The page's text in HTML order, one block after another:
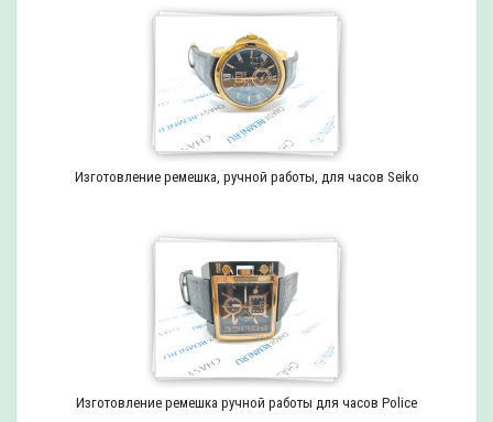
Изготовление ремешка, ручной работы, для часов Seiko
Изготовление ремешка ручной работы для часов Police